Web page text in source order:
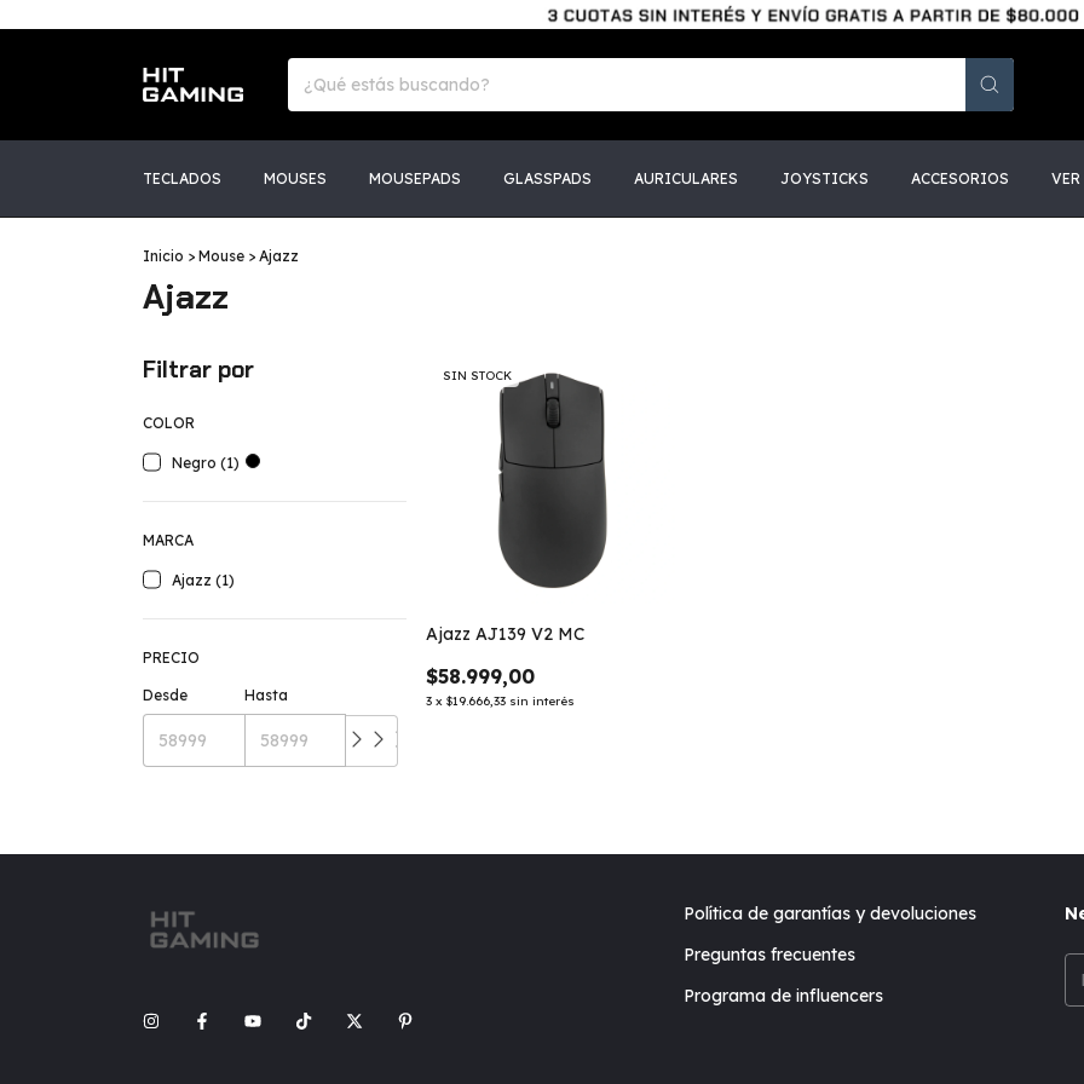
TECLADOS MOUSES MOUSEPADS GLASSPADS AURICULARES JOYSTICKS ACCESORIOS
Inicio > Mouse > Ajazz
Ajazz
Filtrar por
COLOR
Negro (1)
MARCA
Ajazz (1)
PRECIO
Desde Hasta
SIN STOCK
Ajazz AJ139 V2 MC
$58.999,00
3 x$19.666,33 sin interés
Política de garantías y devoluciones
Preguntas frecuentes
Programa de influencers